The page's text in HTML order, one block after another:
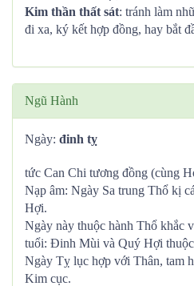
Kim thần thất sát: tránh làm
đi xa, ký kết hợp đồng, hay bắt
Ngũ Hành
Ngày: đinh tỵ
tức Can Chi tương đồng (cùng
Nạp âm: Ngày Sa trung Thổ kị
Hợi.
Ngày này thuộc hành Thổ khắc
tuổi: Đinh Mùi và Quý Hợi
Ngày Tỵ lục hợp với Thân, tam
Kim cục.